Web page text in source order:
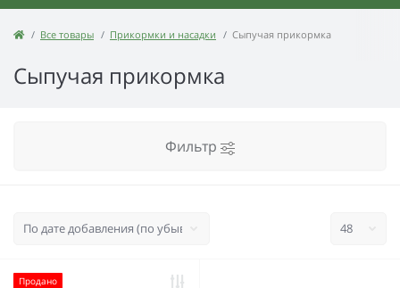
Все товары Прикормки и насадки Сыпучая прикормка
Сыпучая прикормка
Фильтр
Продано